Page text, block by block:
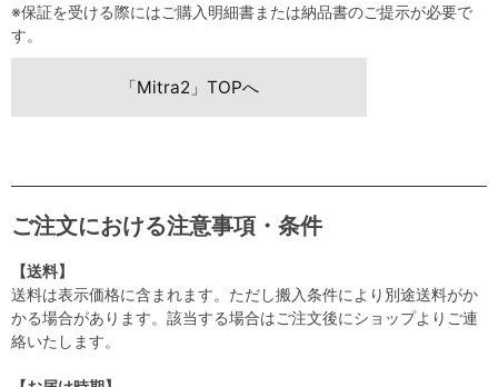
※保証を受ける際にはご購入明細書または納品書のご提示が必要で
す。
「Mitra2」TOPへ
ご注文における注意事項・条件
【送料】
送料は表示価格に含まれます。ただし搬入条件により別途送料がか
かる場合があります。該当する場合はご注文後にショップよりご連
絡いたします。